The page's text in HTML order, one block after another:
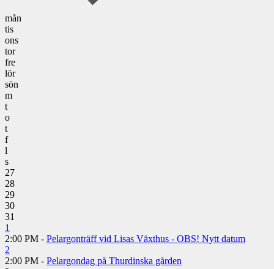
mån
tis
ons
tor
fre
lör
sön
m
t
o
t
f
l
s
27
28
29
30
31
1
2:00 PM - Pelargonträff vid Lisas Växthus - OBS! Nytt datum
2
2:00 PM - Pelargondag på Thurdinska gården